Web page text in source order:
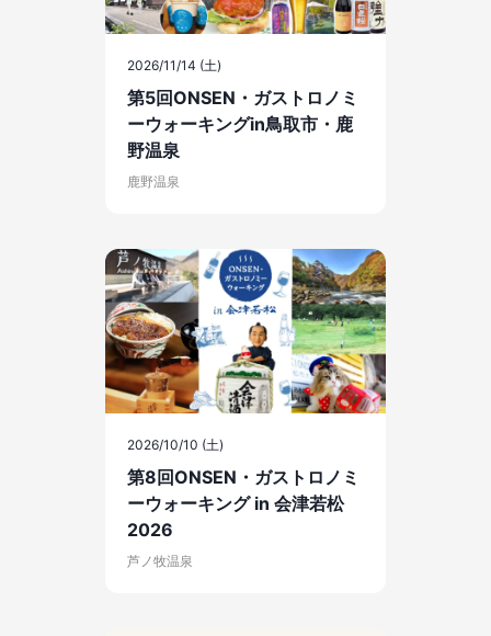
2026/11/14 (土)
第5回ONSEN・ガストロノミ
ーウォーキングin鳥取市・鹿
野温泉
鹿野温泉
2026/10/10 (土)
第8回ONSEN・ガストロノミ
ーウォーキング in 会津若松
2026
芦ノ牧温泉